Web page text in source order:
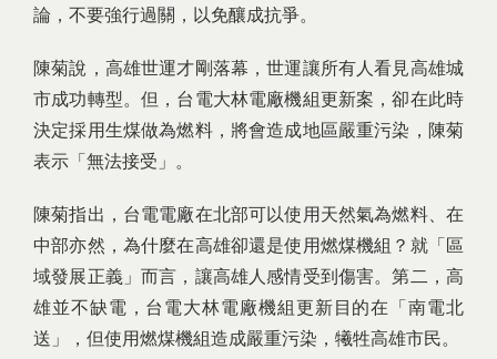
論，不要強行過關，以免釀成抗爭。
陳菊說，高雄世運才剛落幕，世運讓所有人看見高雄城
市成功轉型。但，台電大林電廠機組更新案，卻在此時
決定採用生煤做為燃料，將會造成地區嚴重污染，陳菊
表示「無法接受」。
陳菊指出，台電電廠在北部可以使用天然氣為燃料、在
中部亦然，為什麼在高雄卻還是使用燃煤機組？就「區
域發展正義」而言，讓高雄人感情受到傷害。第二，高
雄並不缺電，台電大林電廠機組更新目的在「南電北
送」，但使用燃煤機組造成嚴重污染，犧牲高雄市民。